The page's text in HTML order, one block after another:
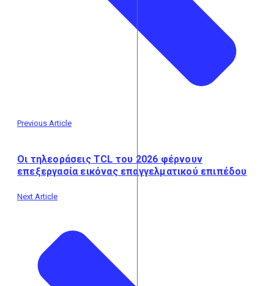
Previous Article
Οι τηλεοράσεις TCL του 2026 φέρνουν
επεξεργασία εικόνας επαγγελματικού επιπέδου
Next Article